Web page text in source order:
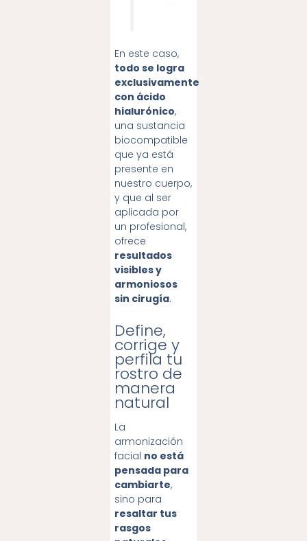
En este caso,
todo se logra
exclusivamente
con ácido
hialurónico,
una sustancia
biocompatible
que ya está
presente en
nuestro cuerpo,
y que al ser
aplicada por
un profesional,
ofrece
resultados
visibles y
armoniosos
sin cirugía.
Define,
corrige y
perfila tu
rostro de
manera
natural
La
armonización
facial no está
pensada para
cambiarte,
sino para
resaltar tus
rasgos